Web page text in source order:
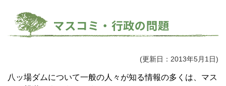
マスコミ・行政の問題
(更新日：2013年5月1日)
八ッ場ダムについて一般の人々が知る情報の多くは、マス